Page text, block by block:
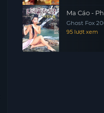
Ma Cáo -
Ghost Fox
95 lượt xem